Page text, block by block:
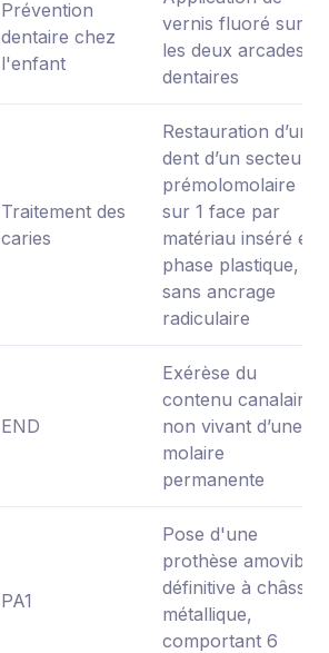
Prévention
dentaire chez
l'enfant
vernis fluoré sur
les deux arcades
dentaires
Traitement des
caries
Restauration d’une
dent d’un secteur
prémolomolaire
sur 1 face par
matériau inséré en
phase plastique,
sans ancrage
radiculaire
END
Exérèse du
contenu canalaire
non vivant d’une
molaire
permanente
PA1
Pose d'une
prothèse amovible
définitive à châssis
métallique,
comportant 6